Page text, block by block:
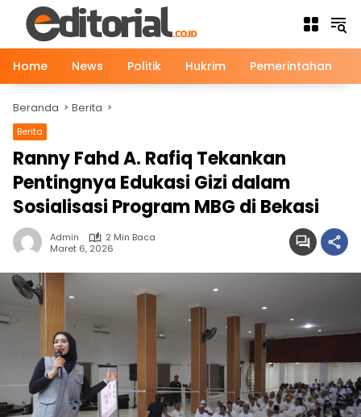
Langsung
konten
Home
News Politik Hukrim Pemerintahan
Beranda Berita
Berita
Ranny Fahd A. Rafiq Tekankan
Pentingnya Edukasi Gizi dalam
Sosialisasi Program MBG di Bekasi
Admin
2 Min Baca
Maret 6, 2026